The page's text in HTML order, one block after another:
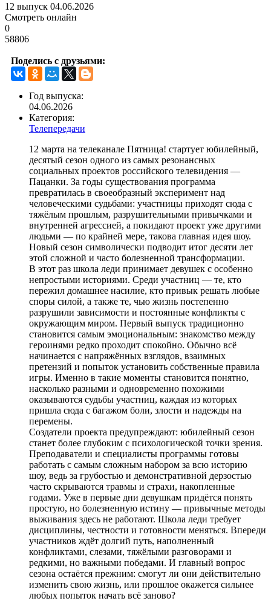
12 выпуск 04.06.2026
Смотреть онлайн
0
58806
Поделись с друзьями:
Год выпуска:
04.06.2026
Категория:
Телепередачи
12 марта на телеканале Пятница! стартует юбилейный,
десятый сезон одного из самых резонансных
социальных проектов российского телевидения —
Пацанки. За годы существования программа
превратилась в своеобразный эксперимент над
человеческими судьбами: участницы приходят сюда с
тяжёлым прошлым, разрушительными привычками и
внутренней агрессией, а покидают проект уже другими
людьми — по крайней мере, такова главная идея шоу.
Новый сезон символически подводит итог десяти лет
этой сложной и часто болезненной трансформации.
В этот раз школа леди принимает девушек с особенно
непростыми историями. Среди участниц — те, кто
пережил домашнее насилие, кто привык решать любые
споры силой, а также те, чью жизнь постепенно
разрушили зависимости и постоянные конфликты с
окружающим миром. Первый выпуск традиционно
становится самым эмоциональным: знакомство между
героинями редко проходит спокойно. Обычно всё
начинается с напряжённых взглядов, взаимных
претензий и попыток установить собственные правила
игры. Именно в такие моменты становится понятно,
насколько разными и одновременно похожими
оказываются судьбы участниц, каждая из которых
пришла сюда с багажом боли, злости и надежды на
перемены.
Создатели проекта предупреждают: юбилейный сезон
станет более глубоким с психологической точки зрения.
Преподаватели и специалисты программы готовы
работать с самым сложным набором за всю историю
шоу, ведь за грубостью и демонстративной дерзостью
часто скрываются травмы и страхи, накопленные
годами. Уже в первые дни девушкам придётся понять
простую, но болезненную истину — привычные методы
выживания здесь не работают. Школа леди требует
дисциплины, честности и готовности меняться. Впереди
участников ждёт долгий путь, наполненный
конфликтами, слезами, тяжёлыми разговорами и
редкими, но важными победами. И главный вопрос
сезона остаётся прежним: смогут ли они действительно
изменить свою жизнь, или прошлое окажется сильнее
любых попыток начать всё заново?